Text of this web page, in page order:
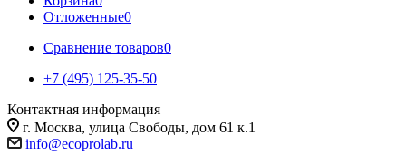
Отложенные0
Сравнение товаров0
+7 (495) 125-35-50
Контактная информация
г. Москва, улица Свободы, дом 61 к.1
info@ecoprolab.ru